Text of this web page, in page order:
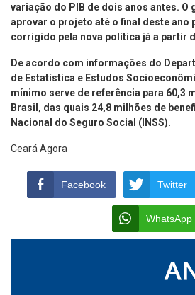
variação do PIB de dois anos antes. O
aprovar o projeto até o final deste ano
corrigido pela nova política já a partir
De acordo com informações do
de Estatística e Estudos
mínimo serve de referência para 60,3
Brasil, das quais 24,8 milhões de
Nacional do Seguro Social (INSS).
Ceará Agora
Facebook Twitter
WhatsApp